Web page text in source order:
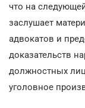
что на
заслушает
адвокатов и
доказательств
должностных
уголовное